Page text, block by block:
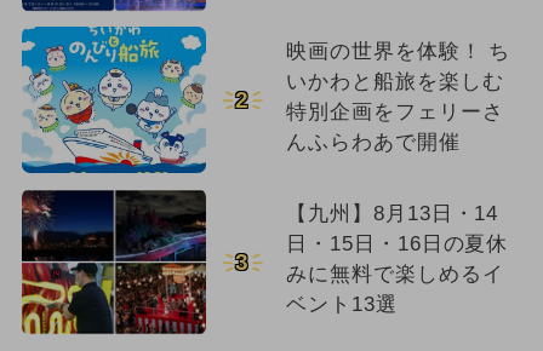
2
映画の世界を体験！ ち
いかわと船旅を楽しむ
特別企画をフェリーさ
んふらわあで開催
3
【九州】8月13日・14
日・15日・16日の夏休
みに無料で楽しめるイ
ベント13選